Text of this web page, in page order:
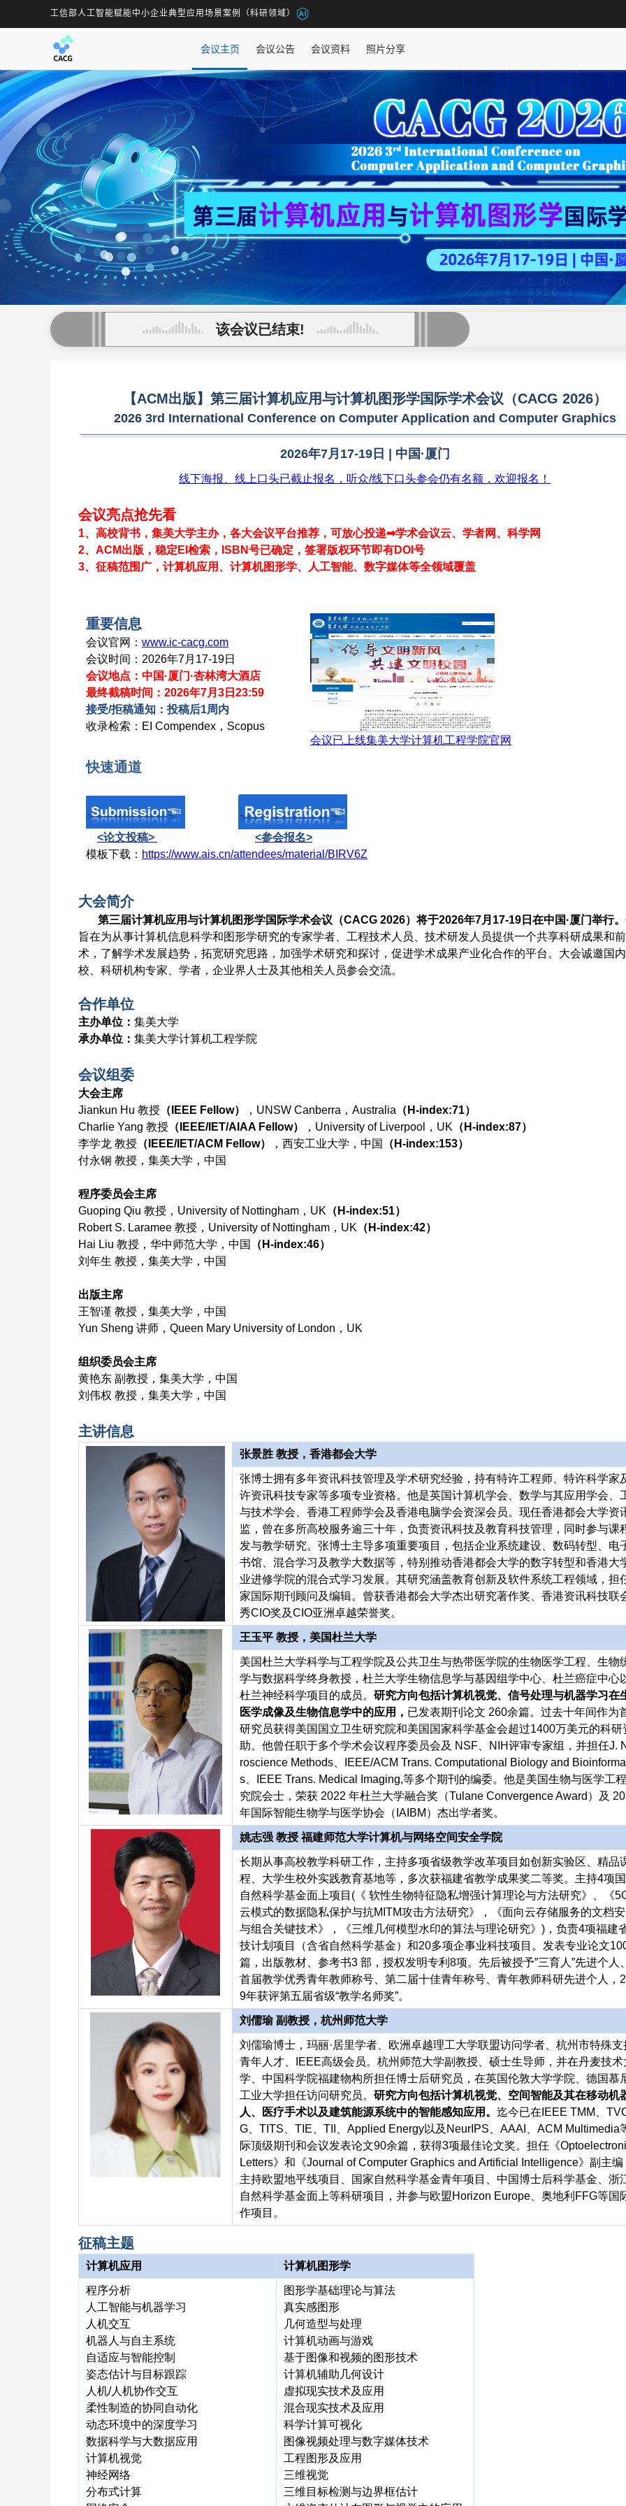
工信部人工智能赋能中小企业典型应用场景案例（科研领域）
会议主页 会议公告 会议资料 照片分享
该会议已结束!
【ACM出版】第三届计算机应用与计算机图形学国际学术会议（CACG 2026）
2026 3rd International Conference on Computer Application and Computer Graphics
2026年7月17-19日 | 中国·厦门
线下海报、线上口头已截止报名，听众/线下口头参会仍有名额，欢迎报名！
会议亮点抢先看
1、高校背书，集美大学主办，各大会议平台推荐，可放心投递➡学术会议云、学者网、科学网
2、ACM出版，稳定EI检索，ISBN号已确定，签署版权环节即有DOI号
3、征稿范围广 ，计算机应用、计算机图形学、人工智能、数字媒体等全领域覆盖
重要信息
会议官网： www.ic-cacg.com
会议时间：2026年7月17-19日
会议地点：中国·厦门 ·杏林湾大酒店
最终截稿时间：2026年7月3日23:59
接受/拒稿通知：投稿后1周内
收录检索：EI Compendex，Scopus
会议已上线集美大学计算机工程学院官网
快速通道
<论文投稿>
<参会报名>
模板下载： https://www.ais.cn/attendees/material/BIRV6Z
大会简介
第三届计算机应用与计算机图形学国际学术会议（CACG 2026）将于2026年7月17-19日在中国·厦门举行。
旨在为从事计算机信息科学和图形学研究的专家学者、工程技术人员、技术研发人员提供一个共享科研成果和
术，了解学术发展趋势，拓宽研究思路，加强学术研究和探讨，促进学术成果产业化合作的平台。大会诚邀国
校、科研机构专家、学者，企业界人士及其他相关人员参会交流。
合作单位
主办单位： 集美大学
承办单位： 集美大学计算机工程学院
会议组委
大会主席
Jiankun Hu 教授 （IEEE Fellow） ，UNSW Canberra，Australia （H-index:71）
Charlie Yang 教授 （IEEE/IET/AIAA Fellow） ，University of Liverpool，UK （H-index:87）
李学龙 教授 （IEEE/IET/ACM Fellow） ，西安工业大学，中国
（H-index:153）
付永钢 教授，集美大学，中国
程序委员会主席
Guoping Qiu 教授，University of Nottingham，UK （H-index:51）
Robert S. Laramee 教授，University of Nottingham，UK （H-index:42）
Hai Liu 教授，华中师范大学，中国
（H-index:46）
刘年生 教授，集美大学，中国
出版主席
王智谨 教授，集美大学，中国
Yun Sheng 讲师，Queen Mary University of London，UK
组织委员会主席
黄艳东 副教授，集美大学，中国
刘伟权 教授，集美大学，中国
主讲信息
张景胜 教授，香港都会大学
张博士拥有多年资讯科技管理及学术研究经验，持有特许工程师、特许科学家
许资讯科技专家等多项专业资格。他是英国计算机学会、数学与其应用学会、
与技术学会、香港工程师学会及香港电脑学会资深会员。现任香港都会大学资
监，曾在多所高校服务逾三十年，负责资讯科技及教育科技管理，同时参与课
发与教学研究。张博士主导多项重要项目，包括企业系统建设、数码转型、电
书馆、混合学习及教学大数据等，特别推动香港都会大学的数字转型和香港大
业进修学院的混合式学习发展。其研究涵盖教育创新及软件系统工程领域，担
家国际期刊顾问及编辑。曾获香港都会大学杰出研究著作奖、香港资讯科技联
秀CIO奖及CIO亚洲卓越荣誉奖。
王玉平 教授，美国杜兰大学
美国杜兰大学科学与工程学院及公共卫生与热带医学院的生物医学工程、生物
学与数据科学终身教授，杜兰大学生物信息学与基因组学中心、杜兰癌症中心
杜兰神经科学项目的成员。 研究方向包括计算机视觉、信号处理与机器学习在
医学成像及生物信息学中的应用， 已发表期刊论文 260余篇。过去十年间作为
研究员获得美国国立卫生研究院和美国国家科学基金会超过1400万美元的科研
助。他曾任职于多个学术会议程序委员会及 NSF、NIH评审专家组，并担任J.
roscience Methods、IEEE/ACM Trans. Computational Biology and
s、IEEE Trans. Medical Imaging,等多个期刊的编委。他是美国生物与医学工
究院会士，荣获 2022 年杜兰大学融合奖（Tulane Convergence Award）及
年国际智能生物学与医学协会（IAIBM）杰出学者奖。
姚志强 教授 福建师范大学计算机与网络空间安全学院
长期从事高校教学科研工作，主持多项省级教学改革项目如创新实验区、精品
程、大学生校外实践教育基地等，多次获福建省教学成果奖二等奖。主持4项
自然科学基金面上项目(《 软性生物特征隐私增强计算理论与方法研究》、《
云模式的数据隐私保护与抗MITM攻击方法研究》，《面向云存储服务的文档
与组合关键技术》，《三维几何模型水印的算法与理论研究》)，负责4项福建
技计划项目（含省自然科学基金）和20多项企事业科技项目。发表专业论文
篇，出版教材、参考书3 部，授权发明专利8项。先后被授予”三育人”先进个人
首届教学优秀青年教师称号、第二届十佳青年称号、青年教师科研先进个人，
9年获评第五届省级“教学名师奖”。
刘儒瑜 副教授，杭州师范大学
刘儒瑜博士，玛丽·居里学者、欧洲卓越理工大学联盟访问学者、杭州市特殊支
青年人才、IEEE高级会员。杭州师范大学副教授、硕士生导师，并在丹麦技术
学、中国科学院福建物构所担任博士后研究员，在英国伦敦大学学院、德国慕
工业大学担任访问研究员。 研究方向包括计算机视觉、空间智能及其在移动机
人、医疗手术以及建筑能源系统中的智能感知应用。 迄今已在IEEE TMM、
G、TITS、TIE、TII、Applied Energy以及NeurIPS、AAAI、ACM Multimedia
际顶级期刊和会议发表论文90余篇，获得3项最佳论文奖。担任《
Letters》和《Journal of Computer Graphics and Artificial Intelligence》副主编
主持欧盟地平线项目、国家自然科学基金青年项目、中国博士后科学基金、浙
自然科学基金面上等科研项目，并参与欧盟Horizon Europe、奥地利FFG等国
作项目。
征稿主题
计算机应用 计算机图形学
程序分析
人工智能与机器学习
人机交互
机器人与自主系统
自适应与智能控制
姿态估计与目标跟踪
人机/人机协作交互
柔性制造的协同自动化
动态环境中的深度学习
数据科学与大数据应用
计算机视觉
神经网络
分布式计算
图形学基础理论与算法
真实感图形
几何造型与处理
计算机动画与游戏
基于图像和视频的图形技术
计算机辅助几何设计
虚拟现实技术及应用
混合现实技术及应用
科学计算可视化
图像视频处理与数字媒体技术
工程图形及应用
三维视觉
三维目标检测与边界框估计